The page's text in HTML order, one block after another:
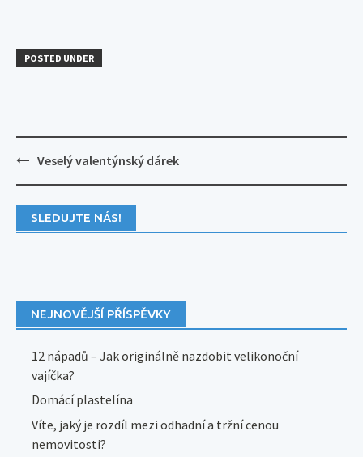
POSTED UNDER
Post
navigation
Veselý valentýnský dárek
SLEDUJTE NÁS!
NEJNOVĚJŠÍ PŘÍSPĚVKY
12 nápadů – Jak originálně nazdobit velikonoční
vajíčka?
Domácí plastelína
Víte, jaký je rozdíl mezi odhadní a tržní cenou
nemovitosti?